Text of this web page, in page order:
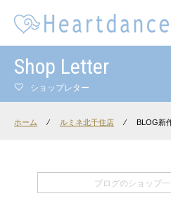
Shop Letter
ショップレター
ホーム ⁄ ルミネ北千住店 ⁄ BLOG新
ブログのショップ